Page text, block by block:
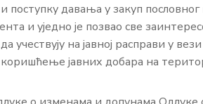
поступку давања у закуп
и уједно је позвао све
да учествују на јавној расправи у
јавних добара на